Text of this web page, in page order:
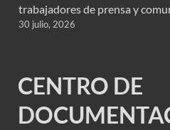
trabajadores de prensa y
30 julio, 2026
CENTRO DE